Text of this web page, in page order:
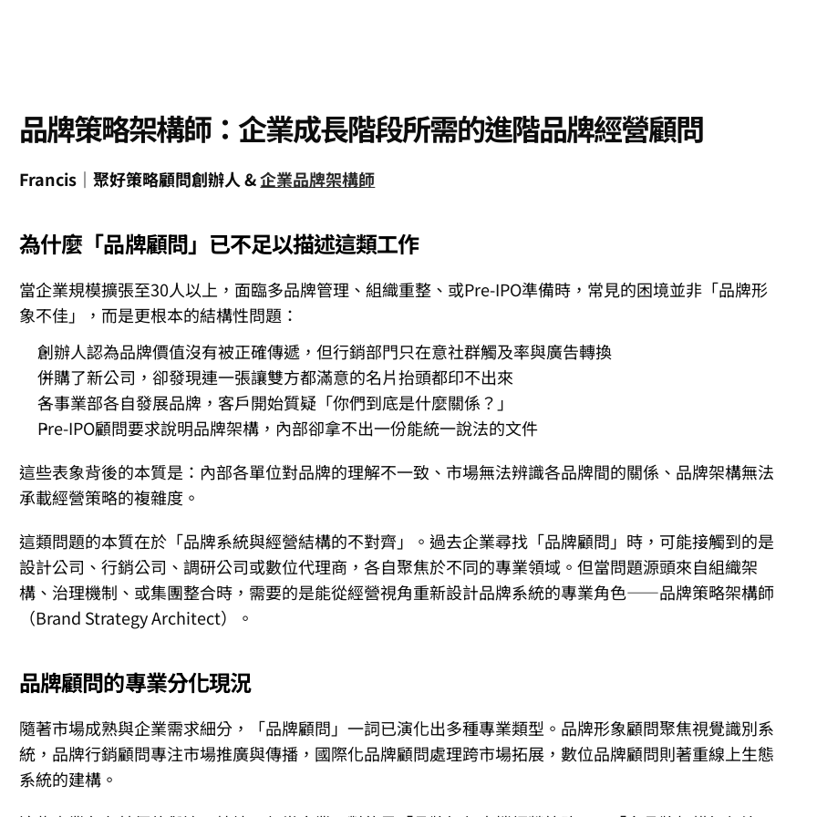
品牌策略架構師：企業成長階段所需的進階品牌經營顧問
Francis｜聚好策略顧問創辦人 & 企業品牌架構師
為什麼「品牌顧問」已不足以描述這類工作
當企業規模擴張至30人以上，面臨多品牌管理、組織重整、或Pre-IPO準備時，常見的困境並非「品牌形
象不佳」，而是更根本的結構性問題：
創辦人認為品牌價值沒有被正確傳遞，但行銷部門只在意社群觸及率與廣告轉換
併購了新公司，卻發現連一張讓雙方都滿意的名片抬頭都印不出來
各事業部各自發展品牌，客戶開始質疑「你們到底是什麼關係？」
Pre-IPO顧問要求說明品牌架構，內部卻拿不出一份能統一說法的文件
這些表象背後的本質是：內部各單位對品牌的理解不一致、市場無法辨識各品牌間的關係、品牌架構無法
承載經營策略的複雜度。
這類問題的本質在於「品牌系統與經營結構的不對齊」。過去企業尋找「品牌顧問」時，可能接觸到的是
設計公司、行銷公司、調研公司或數位代理商，各自聚焦於不同的專業領域。但當問題源頭來自組織架
構、治理機制、或集團整合時，需要的是能從經營視角重新設計品牌系統的專業角色——品牌策略架構師
（Brand Strategy Architect）。
品牌顧問的專業分化現況
隨著市場成熟與企業需求細分，「品牌顧問」一詞已演化出多種專業類型。品牌形象顧問聚焦視覺識別系
統，品牌行銷顧問專注市場推廣與傳播，國際化品牌顧問處理跨市場拓展，數位品牌顧問則著重線上生態
系統的建構。